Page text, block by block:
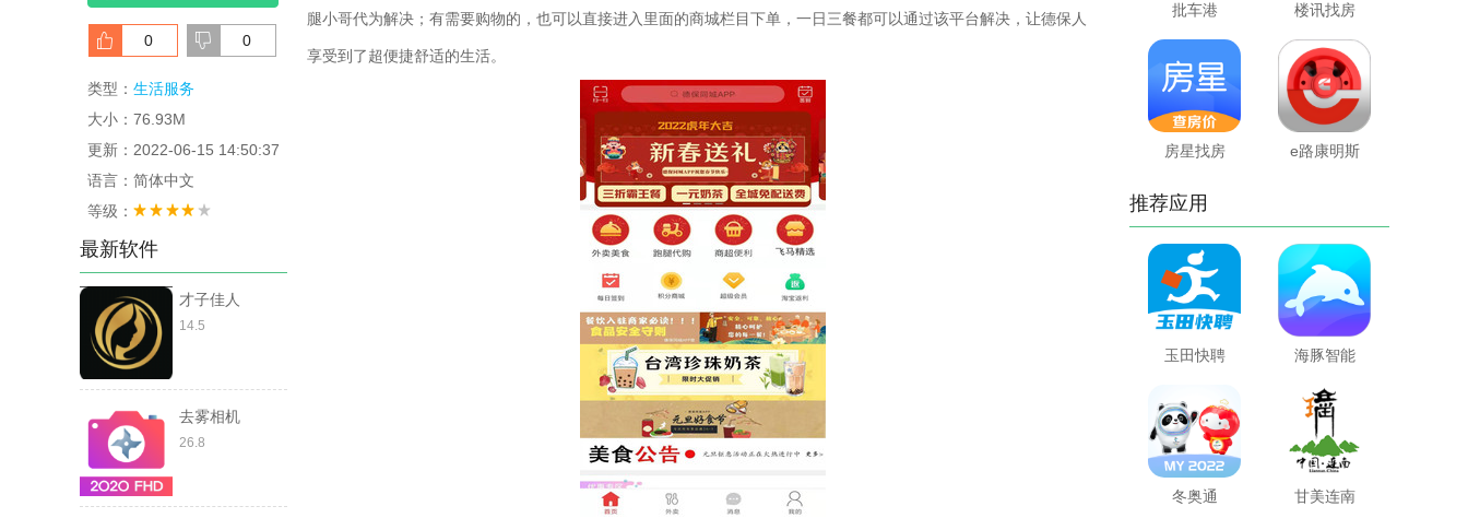
0 0
类型： 生活服务
大小：76.93M
更新：2022-06-15 14:50:37
语言：简体中文
等级：
最新软件
才子佳人
14.5
去雾相机
26.8
腿小哥代为解决；有需要购物的，也可以直接进入里面的商城栏目下单，一日三餐都可以通过该平台解决，让德保人
享受到了超便捷舒适的生活。
批车港 楼讯找房
房星找房 e路康明斯
推荐应用
玉田快聘 海豚智能
冬奥通 甘美连南